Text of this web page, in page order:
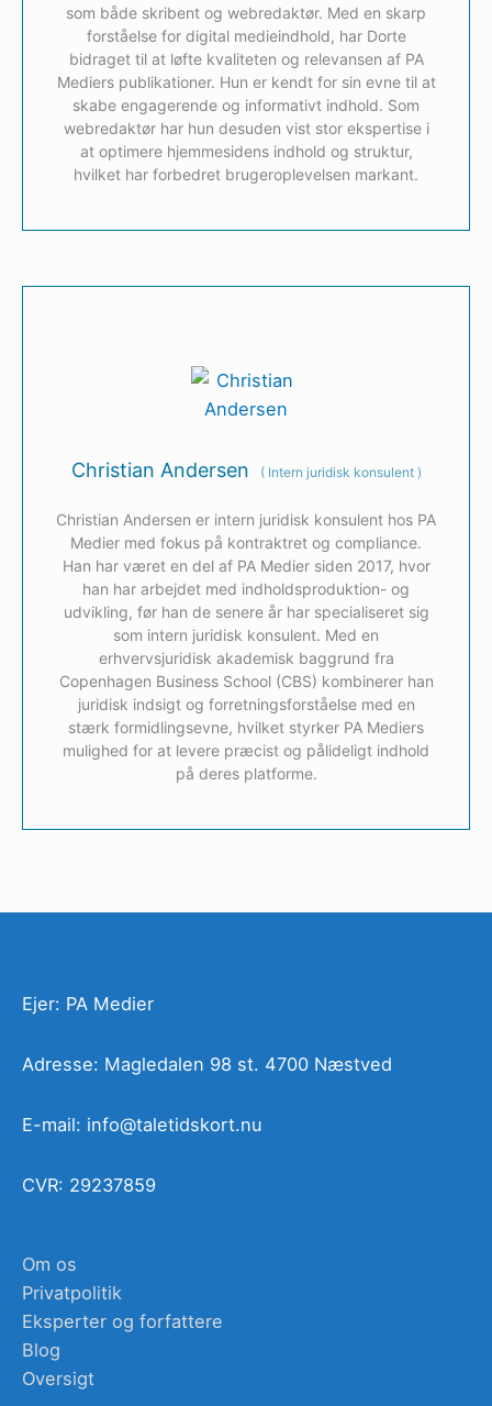
som både skribent og webredaktør. Med en skarp
forståelse for digital medieindhold, har Dorte
bidraget til at løfte kvaliteten og relevansen af PA
Mediers publikationer. Hun er kendt for sin evne til at
skabe engagerende og informativt indhold. Som
webredaktør har hun desuden vist stor ekspertise i
at optimere hjemmesidens indhold og struktur,
hvilket har forbedret brugeroplevelsen markant.
Christian Andersen (Intern juridisk konsulent )
Christian Andersen er intern juridisk konsulent hos PA
Medier med fokus på kontraktret og compliance.
Han har været en del af PA Medier siden 2017, hvor
han har arbejdet med indholdsproduktion- og
udvikling, før han de senere år har specialiseret sig
som intern juridisk konsulent. Med en
erhvervsjuridisk akademisk baggrund fra
Copenhagen Business School (CBS) kombinerer han
juridisk indsigt og forretningsforståelse med en
stærk formidlingsevne, hvilket styrker PA Mediers
mulighed for at levere præcist og pålideligt indhold
på deres platforme.
Ejer: PA Medier
Adresse: Magledalen 98 st. 4700 Næstved
E-mail: info@taletidskort.nu
CVR: 29237859
Om os
Privatpolitik
Eksperter og forfattere
Blog
Oversigt